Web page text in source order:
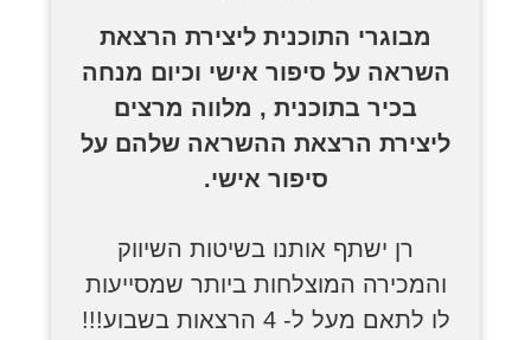
מבוגרי התוכנית ליצירת הרצאת
השראה על סיפור אישי וכיום מנחה
בכיר בתוכנית , מלווה מרצים
ליצירת הרצאת ההשראה שלהם על
סיפור אישי.
רן ישתף אותנו בשיטות השיווק
והמכירה המוצלחות ביותר שמסייעות
לו לתאם מעל ל- 4 הרצאות בשבוע!!!